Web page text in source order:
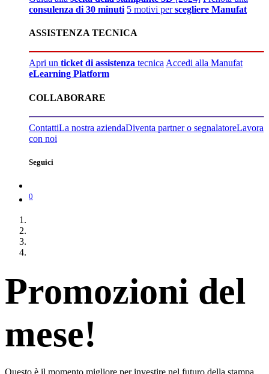
consulenza di 30 minuti 5 motivi perscegliere Manufat
ASSISTENZA TECNICA
Apri un ticket di assistenza tecnicaAccedi alla Manufat
eLearning Platform
COLLABORARE
ContattiLa nostra aziendaDiventa partner o segnalatoreLavora
con noi
Seguici
0
Promozioni del
mese!